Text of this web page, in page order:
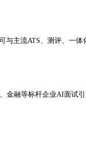
主流ATS、测评、一
金融等标杆企业AI面试引